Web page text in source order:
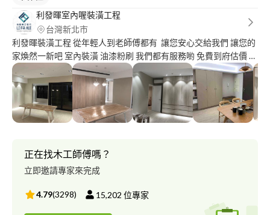
利發暉室內喔裝潢工程
台灣新北市
利發暉裝潢工程 從年輕人到老師傅都有 讓您安心交給我們 讓您的
家煥然一新吧 室內裝潢 油漆粉刷 我們都有服務喲 免費到府估價 不
收取估價費用 請給我一次為您服務的機會！ 也可以到粉專看一下
我們施工完成的照片唷 謝謝！
正在找木工師傅嗎？
立即邀請專家來完成
4.79(3298) 15,202 位專家